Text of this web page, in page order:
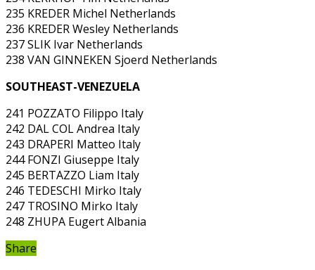
235 KREDER Michel Netherlands
236 KREDER Wesley Netherlands
237 SLIK Ivar Netherlands
238 VAN GINNEKEN Sjoerd Netherlands
SOUTHEAST-VENEZUELA
241 POZZATO Filippo Italy
242 DAL COL Andrea Italy
243 DRAPERI Matteo Italy
244 FONZI Giuseppe Italy
245 BERTAZZO Liam Italy
246 TEDESCHI Mirko Italy
247 TROSINO Mirko Italy
248 ZHUPA Eugert Albania
Share